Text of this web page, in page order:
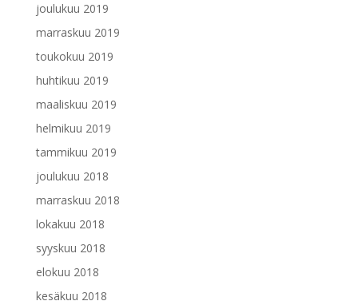
joulukuu 2019
marraskuu 2019
toukokuu 2019
huhtikuu 2019
maaliskuu 2019
helmikuu 2019
tammikuu 2019
joulukuu 2018
marraskuu 2018
lokakuu 2018
syyskuu 2018
elokuu 2018
kesäkuu 2018